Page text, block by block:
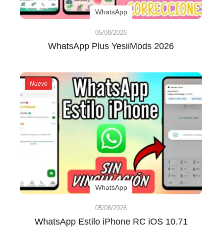
WhatsApp
05/08/2026
WhatsApp Plus YesiiMods 2026
Nuevo
WhatsApp
05/08/2026
WhatsApp Estilo iPhone RC iOS 10.71